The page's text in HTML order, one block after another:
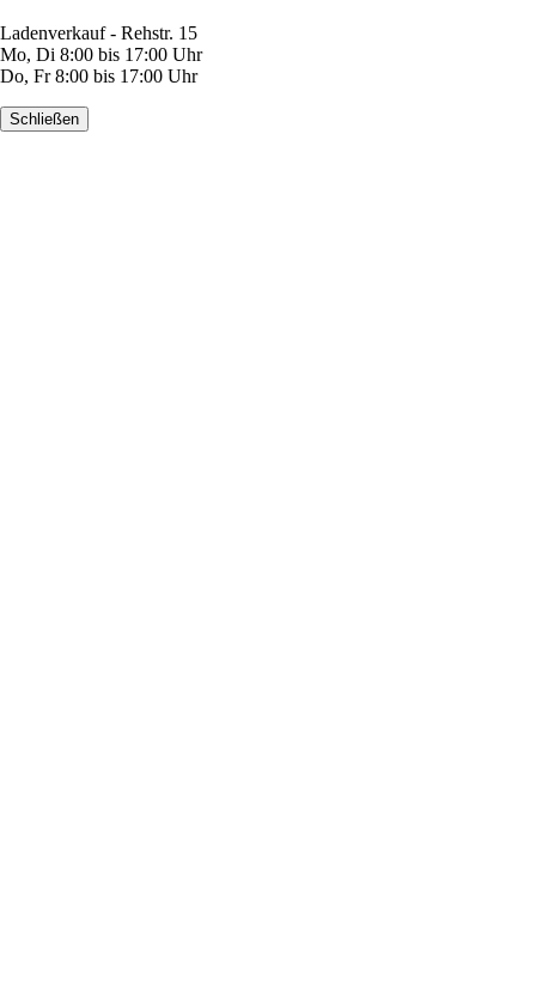
Ladenverkauf - Rehstr. 15
Mo, Di 8:00 bis 17:00 Uhr
Do, Fr 8:00 bis 17:00 Uhr
Schließen